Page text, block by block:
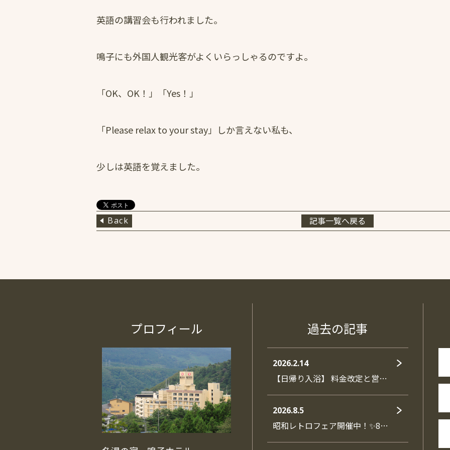
英語の講習会も行われました。
鳴子にも外国人観光客がよくいらっしゃるのですよ。
「OK、OK！」「Yes！」
「Please relax to your stay」しか言えない私も、
少しは英語を覚えました。
Back 記事一覧へ戻る
プロフィール 過去の記事
2026.2.14
【日帰り入浴】 料金改定と営…
2026.8.5
昭和レトロフェア開催中！✨8…